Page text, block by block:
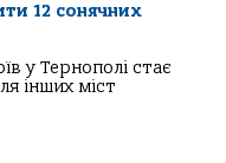
12 сонячних
у Тернополі стає
інших міст